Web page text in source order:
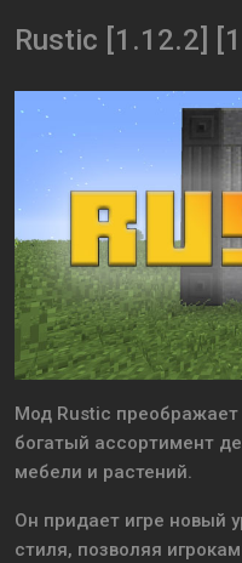
Rustic [1.12.2]
Мод Rustic преображает
богатый ассортимент
мебели и растений.
Он придает игре новый
стиля, позволяя